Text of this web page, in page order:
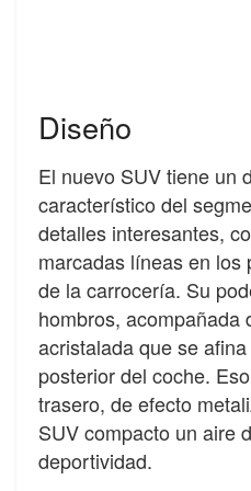
Diseño
El nuevo SUV tiene un
característico del
detalles interesantes,
marcadas líneas en los
de la carrocería. Su
hombros, acompañada
acristalada que se
posterior del coche.
trasero, de efecto
SUV compacto un aire
deportividad.